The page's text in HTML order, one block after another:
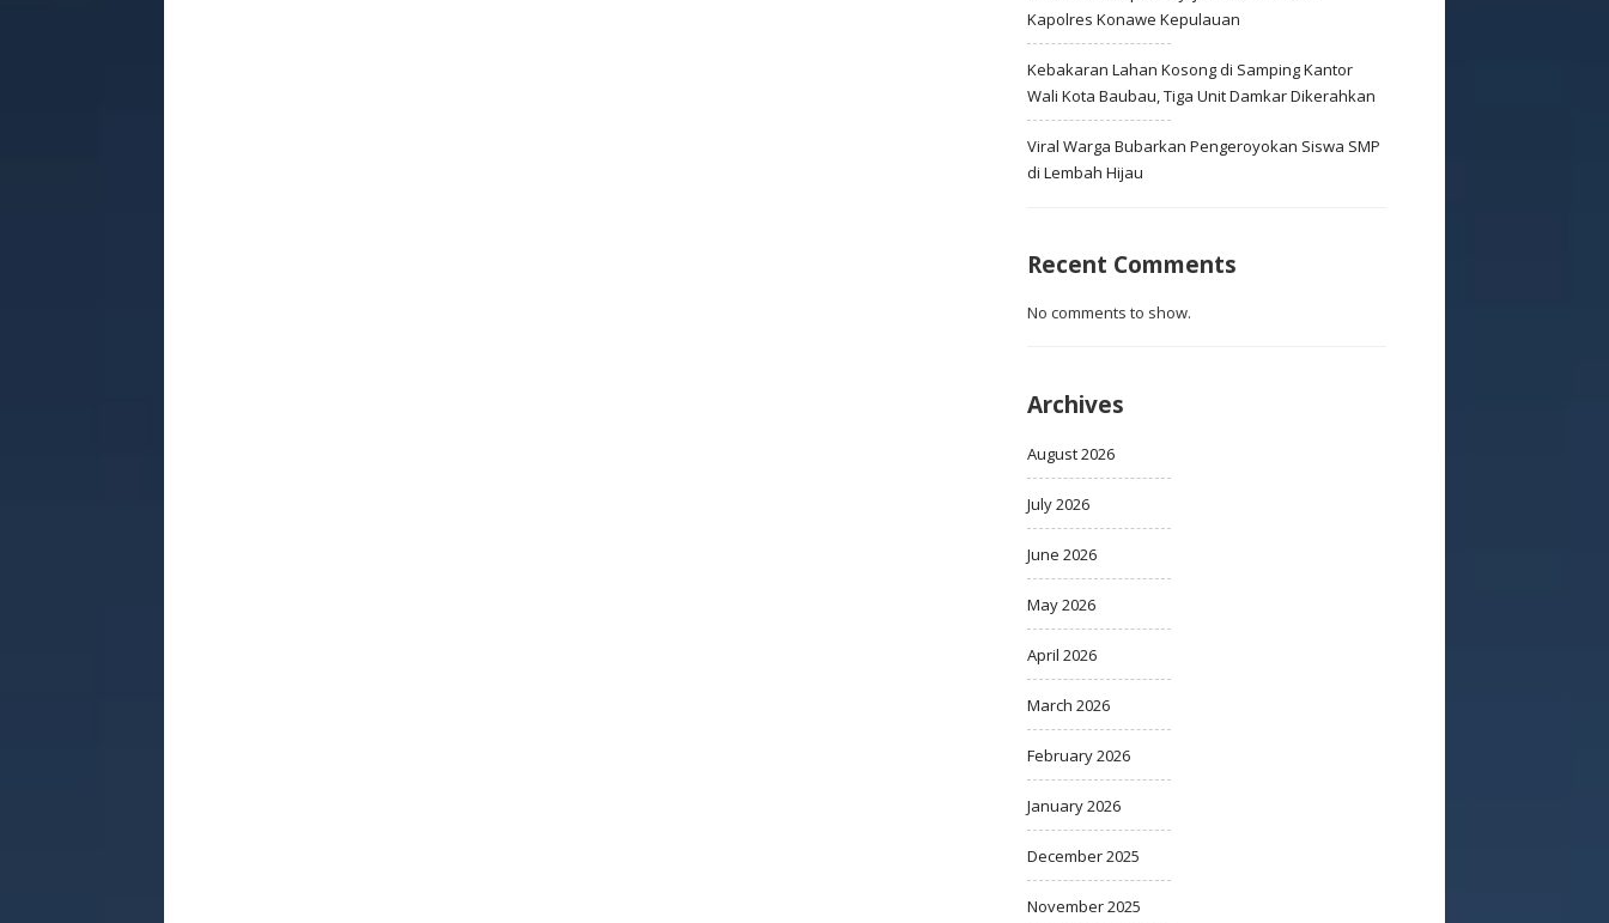
Kapolres Konawe Kepulauan
Kebakaran Lahan Kosong di Samping Kantor
Wali Kota Baubau, Tiga Unit Damkar Dikerahkan
Viral Warga Bubarkan Pengeroyokan Siswa SMP
di Lembah Hijau
Recent Comments
No comments to show.
Archives
August 2026
July 2026
June 2026
May 2026
April 2026
March 2026
February 2026
January 2026
December 2025
November 2025